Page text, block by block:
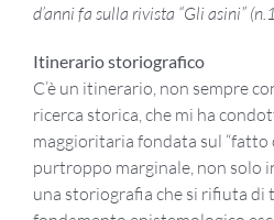
d’anni fa sulla rivista “Gli asini”
Itinerario storiografico
C’è un itinerario, non sempre
ricerca storica, che mi ha
maggioritaria fondata sul “fatto
purtroppo marginale, non solo
una storiografia che si rifiuta di